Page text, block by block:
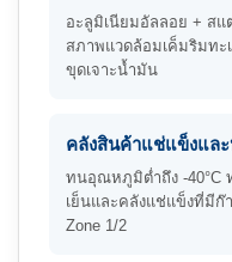
อะลูมิเนียมอัลลอย + ส
สภาพแวดล้อมเค็มริมทะ
ขุดเจาะน้ำมัน
คลังสินค้าแช่แข็งและ
ทนอุณหภูมิต่ำถึง -40°C
เย็นและคลังแช่แข็งที่มีก๊
Zone 1/2